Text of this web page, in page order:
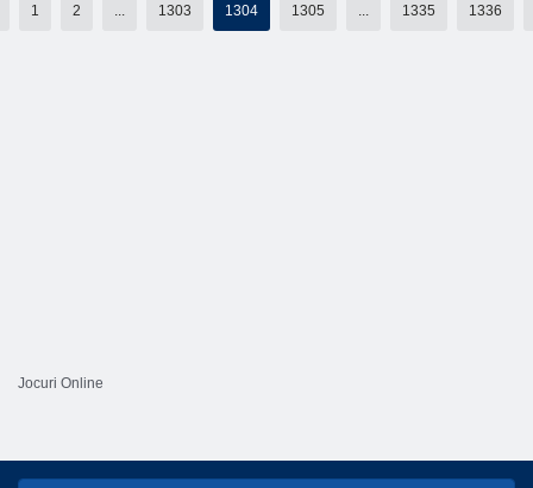
1 2 1303 1304 1305 1335 1336
Jocuri Online